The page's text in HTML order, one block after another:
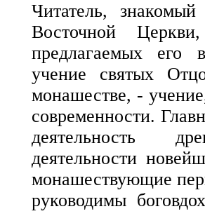
Читатель,
Восточной
предлагаемых его
учение святых
монашестве, -
современности.
деятельность
деятельности
монашествующие
руководимы